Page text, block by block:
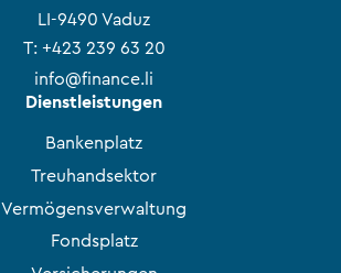
LI-9490 Vaduz
T: +423 239 63 20
info@finance.li
Dienstleistungen
Bankenplatz
Treuhandsektor
Vermögensverwaltung
Fondsplatz